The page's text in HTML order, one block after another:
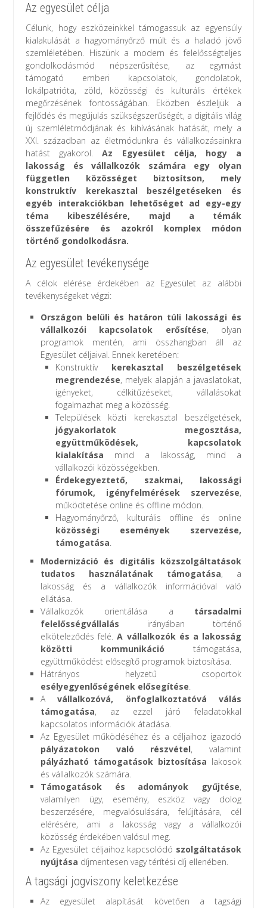
Az egyesület célja
Célunk, hogy eszközeinkkel támogassuk az egyensúly
kialakulását a hagyományőrző múlt és a haladó jövő
szemléletében. Hiszünk a modern és felelősségteljes
gondolkodásmód népszerűsítése, az egymást
támogató emberi kapcsolatok, gondolatok,
lokálpatrióta, zöld, közösségi és kulturális értékek
megőrzésének fontosságában. Eközben észleljük a
fejlődés és megújulás szükségszerűségét, a digitális világ
új szemléletmódjának és kihívásának hatását, mely a
XXI. században az életmódunkra és vállalkozásainkra
hatást gyakorol.Az Egyesület célja, hogy a
lakosság és vállalkozók számára egy olyan
független közösséget biztosítson, mely
konstruktív kerekasztal beszélgetéseken és
egyéb interakciókban lehetőséget ad egy-egy
téma kibeszélésére, majd a témák
összefűzésére és azokról komplex módon
történő gondolkodásra.
Az egyesület tevékenysége
A célok elérése érdekében az Egyesület az alábbi
tevékenységeket végzi:
Országon belüli és határon túli lakossági és
vállalkozói kapcsolatok erősítése, olyan
programok mentén, ami összhangban áll az
Egyesület céljaival. Ennek keretében:
Konstruktív kerekasztal beszélgetések
megrendezése, melyek alapján a javaslatokat,
igényeket, célkitűzéseket, vállalásokat
fogalmazhat meg a közösség.
Települések közti kerekasztal beszélgetések,
jógyakorlatok megosztása,
együttműködések, kapcsolatok
kialakítása mind a lakosság, mind a
vállalkozói közösségekben.
Érdekegyeztető, szakmai, lakossági
fórumok, igényfelmérések szervezése,
működtetése online és offline módon.
Hagyományőrző, kulturális offline és online
közösségi események szervezése,
támogatása.
Modernizáció és digitális közszolgáltatások
tudatos használatának támogatása, a
lakosság és a vállalkozók információval való
ellátása.
Vállalkozók orientálása a társadalmi
felelősségvállalás irányában történő
elköteleződés felé.A vállalkozók és a lakosság
közötti kommunikáció támogatása,
együttműködést elősegítő programok biztosítása.
Hátrányos helyzetű csoportok
esélyegyenlőségének elősegítése.
Avállalkozóvá, önfoglalkoztatóvá válás
támogatása, az ezzel járó feladatokkal
kapcsolatos információk átadása.
Az Egyesület működéséhez és a céljaihoz igazodó
pályázatokon való részvétel, valamint
pályázható támogatások biztosítása lakosok
és vállalkozók számára.
Támogatások és adományok gyűjtése,
valamilyen ügy, esemény, eszköz vagy dolog
beszerzésére, megvalósulására, felújítására, cél
elérésére, ami a lakosság vagy a vállalkozói
közösség érdekében valósul meg.
Az Egyesület céljaihoz kapcsolódó szolgáltatások
nyújtása díjmentesen vagy térítési díj ellenében.
A tagsági jogviszony keletkezése
Az egyesület alapítását követően a tagsági